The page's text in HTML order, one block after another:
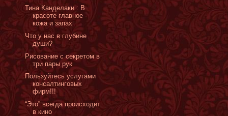
Тина Канделаки : В
красоте главное -
кожа и запах
Что у нас в глубине
души?
Рисование с секретом в
три пары рук
Пользуйтесь услугами
консалтинговых
фирм!!!
“Это” всегда происходит
в кино